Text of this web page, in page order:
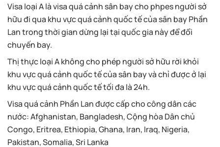
Visa loại A là visa quá cảnh sân bay cho phpes người sở
hữu đi qua khu vực quá cảnh quốc tế của sân bay Phần
Lan trong thời gian dừng lại tại quốc gia này để đổi
chuyến bay.
Thị thực loại A không cho phép người sở hữu rời khỏi
khu vực quá cảnh quốc tế của sân bay và chỉ được ở lại
khu vực quá cảnh quốc tế tối đa là 24h.
Visa quá cảnh Phần Lan được cấp cho công dân các
nước: Afghanistan, Bangladesh, Cộng hòa Dân chủ
Congo, Eritrea, Ethiopia, Ghana, Iran, Iraq, Nigeria,
Pakistan, Somalia, Sri Lanka